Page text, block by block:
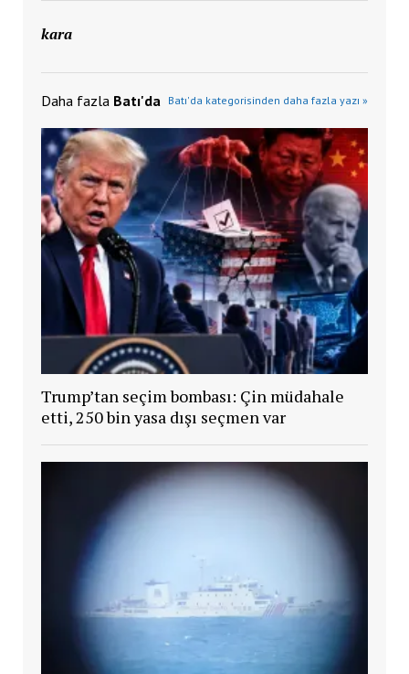
kara
Daha fazla Batı'da Batı'da kategorisinden daha fazla yazı »
Trump’tan seçim bombası: Çin müdahale
etti, 250 bin yasa dışı seçmen var